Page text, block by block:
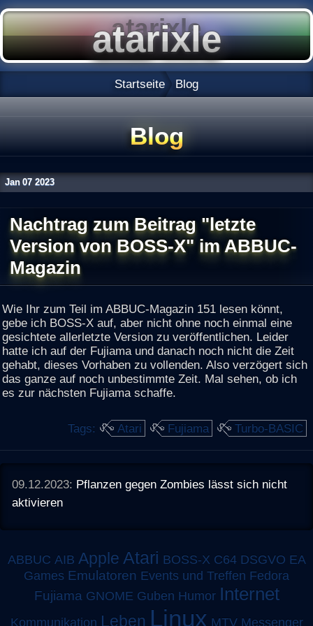
Startseite Blog
Blog
Jan 07 2023
Nachtrag zum Beitrag "letzte
Version von BOSS-X" im ABBUC-
Magazin
Wie Ihr zum Teil im ABBUC-Magazin 151 lesen könnt,
gebe ich BOSS-X auf, aber nicht ohne noch einmal eine
gesichtete allerletzte Version zu veröffentlichen. Leider
hatte ich auf der Fujiama und danach noch nicht die Zeit
gehabt, dieses Vorhaben zu vollenden. Also verzögert sich
das ganze auf noch unbestimmte Zeit. Mal sehen, ob ich
es zur nächsten Fujiama schaffe.
Tags: Atari Fujiama Turbo-BASIC
09.12.2023: Pflanzen gegen Zombies lässt sich nicht
aktivieren
ABBUC AIB Apple Atari BOSS-X C64 DSGVO EA
Games Emulatoren Events und Treffen Fedora
Fujiama GNOME Guben Humor Internet
Kommunikation Leben Linux MTV Messenger